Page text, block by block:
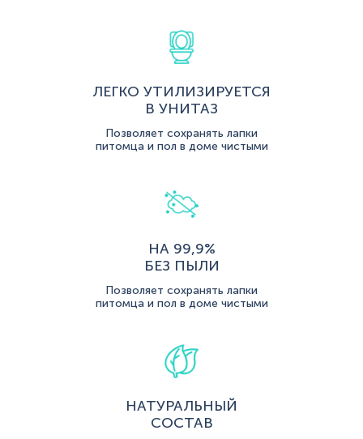
ЛЕГКО УТИЛИЗИРУЕТСЯ
В УНИТАЗ
Позволяет сохранять лапки
питомца и пол в доме чистыми
НА 99,9%
БЕЗ ПЫЛИ
Позволяет сохранять лапки
питомца и пол в доме чистыми
НАТУРАЛЬНЫЙ
СОСТАВ